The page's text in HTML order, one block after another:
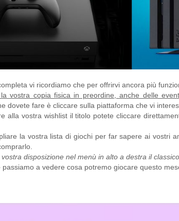
vi ricordiamo che per offrirvi ancora più
vostra copia fisica in preordine, anche delle
dovete fare è cliccare sulla piattaforma che vi
alla vostra wishlist il titolo potete cliccare
la vostra lista di giochi per far sapere ai vostri
disposizione nel menù in alto a destra il classico
a vedere cosa potremo giocare questo